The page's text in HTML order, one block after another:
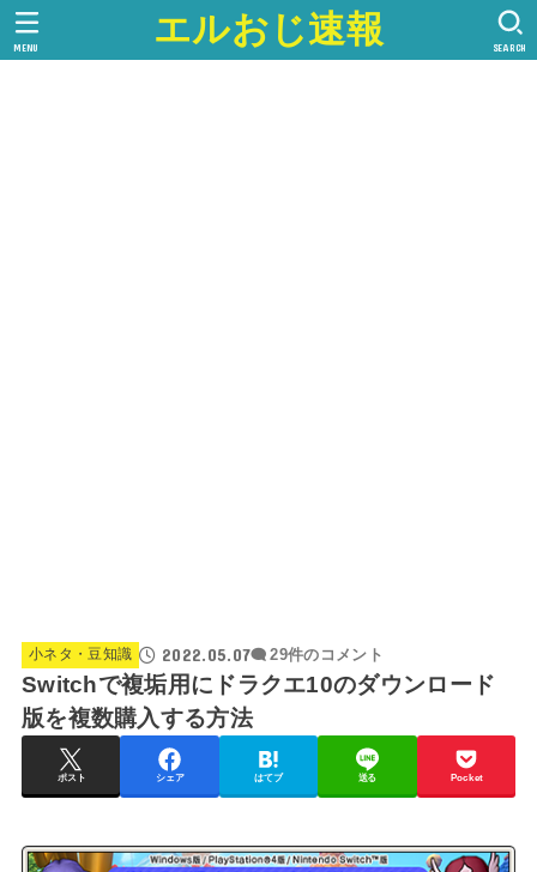
エルおじ速報 SEARCH
MENU
小ネタ・豆知識 2022.05.07 29件のコメント
Switchで複垢用にドラクエ10のダウンロード
版を複数購入する方法
ポスト シェア はてブ 送る Pocket